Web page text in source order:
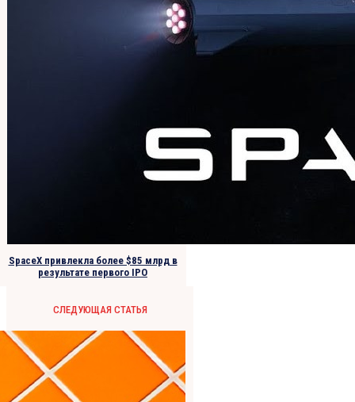
SpaceX привлекла более $85 млрд в
результате первого IPO
СЛЕДУЮЩАЯ СТАТЬЯ